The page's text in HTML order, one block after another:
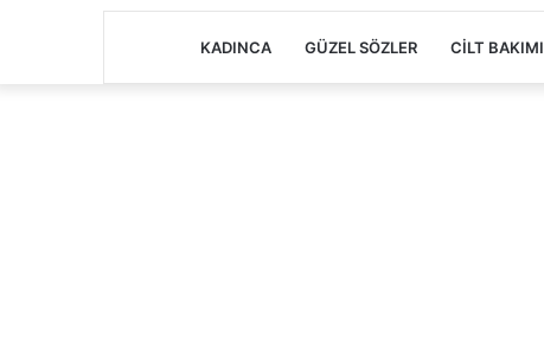
KADINCA GÜZEL SÖZLER CILT BAKIMI